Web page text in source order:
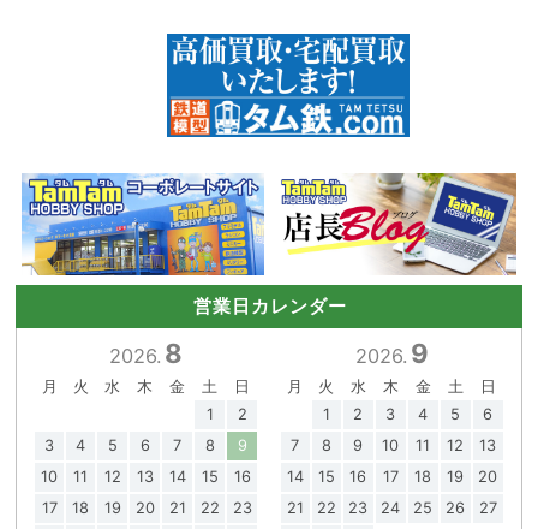
営業日カレンダー
2026. 8
月 火 水 木 金 土
日
1
2
3
4 5 6 7 8
9
10
11 12 13 14 15
16
17
18 19 20 21 22
23
2026. 9
月 火 水 木 金 土
日
1
2 3 4 5
6
7
8 9 10 11 12
13
14
15 16 17 18 19
20
21
22 23 24 25 26
27